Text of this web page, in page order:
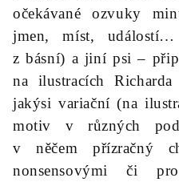
očekávané ozvuky
jmen, míst,
z básní) a jiní psi –
na ilustracích
jakýsi variační (na
motiv v různých
v něčem přízračný
nonsensovými či